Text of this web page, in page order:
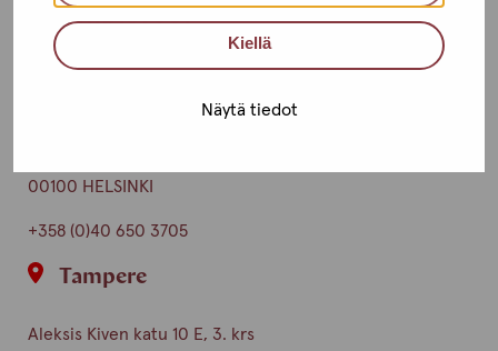
Kiellä
Näytä tiedot
Toimipisteet
Ota yhteyttä
00100 HELSINKI
+358 (0)40 650 3705
Tampere
Aleksis Kiven katu 10 E, 3. krs